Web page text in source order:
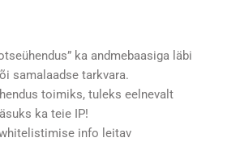
ka andmebaasiga läbi
samalaadse tarkvara.
toimiks, tuleks eelnevalt
ka teie IP!
info leitav